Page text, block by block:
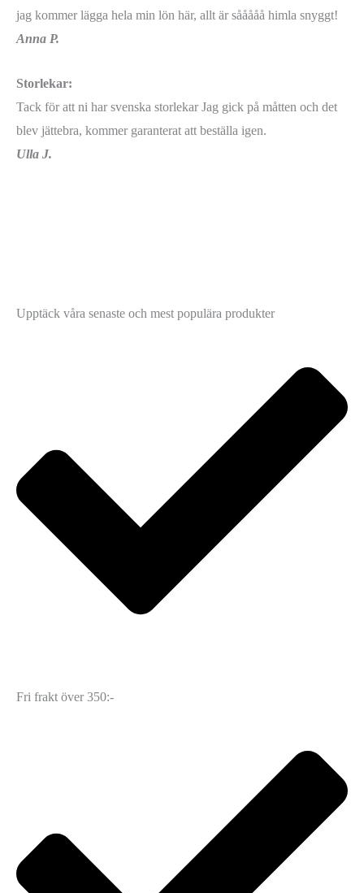
jag kommer lägga hela min lön här, allt är sååååå himla snyggt!
Anna P.
Storlekar:
Tack för att ni har svenska storlekar Jag gick på måtten och det
blev jättebra, kommer garanterat att beställa igen.
Ulla J.
Upptäck våra senaste och mest populära produkter
Fri frakt över 350:-